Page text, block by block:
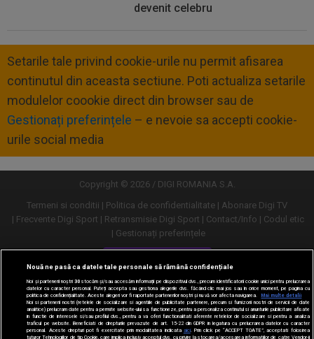
devenit celebru
Setarile tale privind cookie-urile nu permit afisarea
continutul din aceasta sectiune. Poti actualiza setarile
modulelor coookie direct din browser sau de
Gestionați preferințele – e nevoie sa accepti cookie-
urile social media
Copyright © 2026 / DIGI ROMANIA S.A.
Termeni si conditii
Politica de confidentialitate
Abonare Digi TV
Frecvente Digi Sport
Retransmisie Digi Sport Contact/Info
Codul etic
Gestionați preferințele
Versiune desktop
Nouă ne pasă ca datele tale personale să rămână confidențiale
Noi și partenerii noștri30stocăm și/sau accesăm informații pe dispozitivul dvs., precum identificatorii cookie unici pentru prelucrarea
datelor cu caracter personal. Puteți accepta sau gestiona alegerile dvs. făcând clic mai jos sau în orice moment, pe pagina cu
politica de confidențialitate. Aceste alegeri vor fi raportate partenerilor noștri și nu vă vor afecta navigarea.
Mai multe detalii
Noi si partenerii nostri (retelele de socializare si agentiile de publicitate partenere, precum si furnizorii nostri de servicii de date
analitice) prelucram date pentru a permite website-ului sa functioneze, pentru a personaliza continutul si anunturile publicitare afisate
in functie de interesele si/sau profilul dvs., pentru a va oferi functionalitati aferente retelelor de socializare si pentru a analiza
traficul pe website. Beneficiati de drepturile prevazute de art. 15-22 din GDPR in legatura cu prelucrarea datelor cu caracter
personal. Aceste drepturi pot fi exercitate prin modalitatea indicata aici. Prin click pe “ACCEPT TOATE”, acceptati folosirea
tuturor Tehnologiilor de tip Cookie, care implica inclusiv acceptul dvs. cu privire la stocarea/accesarea informatiilor de catre Vendor-ii